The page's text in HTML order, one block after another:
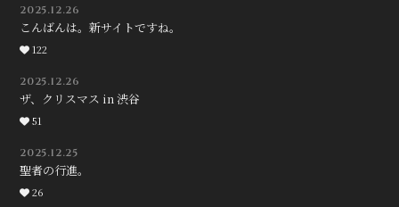
2025.12.26
こんばんは。新サイトですね。
122
2025.12.26
ザ、クリスマス in 渋谷
51
2025.12.25
聖者の行進。
26